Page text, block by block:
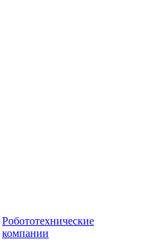
Робототехнические
компании